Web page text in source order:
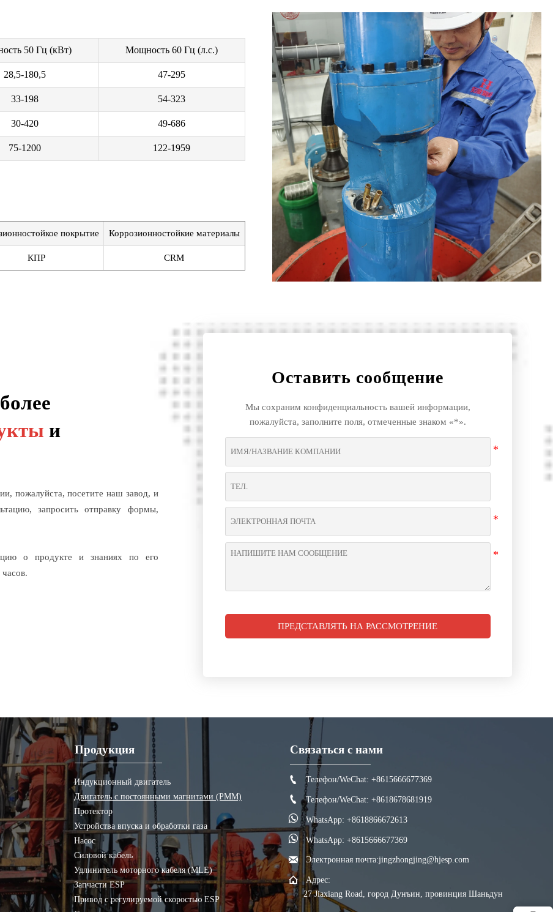
50 Гц (кВт) Мощность 60 Гц (л.с.)
28,5-180,5 47-295
33-198 54-323
30-420 49-686
75-1200 122-1959
покрытие Коррозионностойкие материалы
КПР CRM
и
пожалуйста, посетите наш завод, и
запросить отправку формы,
о продукте и знаниях по его
Оставить сообщение
Мы сохраним конфиденциальность вашей информации,
пожалуйста, заполните поля, отмеченные знаком «*».
ПРЕДСТАВЛЯТЬ НА РАССМОТРЕНИЕ
Продукция
Индукционный двигатель
Двигатель с постоянными магнитами (PMM)
Протектор
Устройства впуска и обработки газа
Насос
Силовой кабель
Удлинитель моторного кабеля (MLE)
Запчасти ESP
Привод с регулируемой скоростью ESP
Связаться с нами
 Телефон/WeChat: +8615666677369
 Телефон/WeChat: +8618678681919
 WhatsApp: +8618866672613
 WhatsApp: +8615666677369
 Электронная почта:jingzhongjing@hjesp.com

Адрес:
27 Jiaxiang Road, город Дунъин, провинция Шаньдун